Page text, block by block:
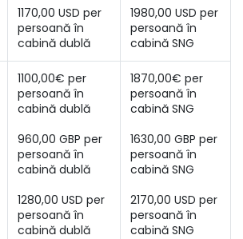
1170,00 USD per
persoană în
cabină dublă
1980,00 USD per
persoană în
cabină SNG
1100,00€ per
persoană în
960,00 GBP per
persoană în
1280,00 USD per
persoană în
cabină dublă
1870,00€ per
persoană în
1630,00 GBP per
persoană în
2170,00 USD per
persoană în
cabină SNG